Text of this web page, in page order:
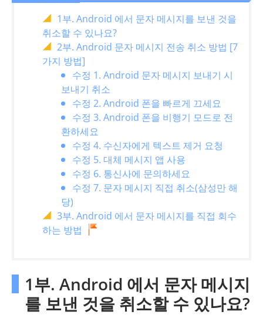
1부. Android 에서 문자 메시지를 보낸 것을
취소할 수 있나요?
2부. Android 문자 메시지 전송 취소 방법 [7
가지 방법]
수정 1. Android 문자 메시지 보내기 시
보내기 취소
수정 2. Android 폰을 빠르게 끄세요
수정 3. Android 폰을 비행기 모드로 전
환하세요
수정 4. 수신자에게 텍스트 제거 요청
수정 5. 대체 메시지 앱 사용
수정 6. 통신사에 문의하세요
수정 7. 문자 메시지 직접 취소(삼성만 해
당)
3부. Android 에서 문자 메시지를 직접 회수
하는 방법
1부. Android 에서 문자 메시지
를 보낸 것을 취소할 수 있나요?